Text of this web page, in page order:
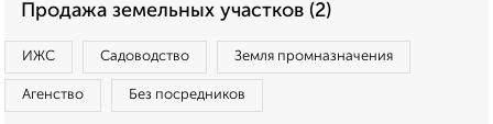
Продажа земельных участков (2)
ИЖС Садоводство Земля промназначения
Агенство Без посредников